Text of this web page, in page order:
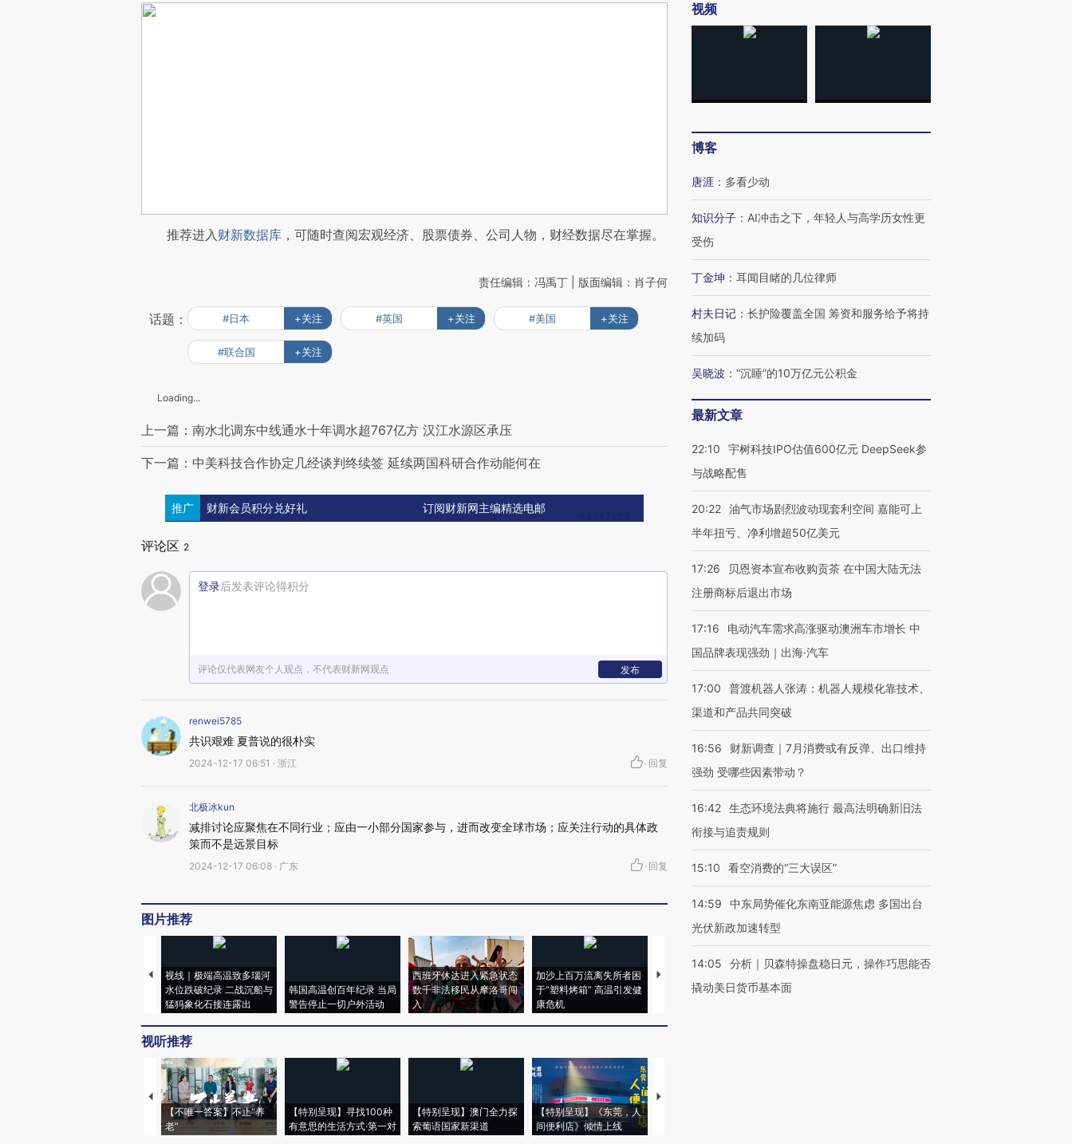
推荐进入财新数据库 ，可随时查阅宏观经济、股票债券、公司人物，财经数据尽在掌握。
责任编辑：冯禹丁 | 版面编辑：肖子何
话题： #日本 +关注 #英国 +关注 #美国 +关注
#联合国 +关注
Loading...
上一篇：南水北调东中线通水十年调水超767亿方 汉江水源区承压
下一篇：中美科技合作协定几经谈判终续签 延续两国科研合作动能何在
推广 财新会员积分兑好礼 订阅财新网主编精选电邮
评论区 2
登录后发表评论得积分
评论仅代表网友个人观点，不代表财新网观点 发布
renwei5785
共识艰难 夏普说的很朴实
2024-12-17 06:51 · 浙江 · 回复
北极冰kun
减排讨论应聚焦在不同行业；应由一小部分国家参与，进而改变全球市场；应关注行动的具体政
策而不是远景目标
2024-12-17 06:08 · 广东 · 回复
图片推荐
视线｜极端高温致多瑙河
水位跌破纪录 二战沉船与
猛犸象化石接连露出
韩国高温创百年纪录 当局
警告停止一切户外活动
西班牙休达进入紧急状态
数千非法移民从摩洛哥闯
入
加沙上百万流离失所者困
于“塑料烤箱” 高温引发健
康危机
视线｜HYROX的吸金
术：是什么让中产们甘
粒摇头丸 尿检体内含3种
视听推荐
【不唯一答案】不止“养
老”
【特别呈现】寻找100种
有意思的生活方式·第一对
【特别呈现】澳门全力探
索葡语国家新渠道
【特别呈现】《东莞，人
间便利店》倾情上线
【推广】走进第四届链博
视频
博客
唐涯 ： 多看少动
知识分子 ： AI冲击之下，年轻人与高学历女性更
受伤
丁金坤 ： 耳闻目睹的几位律师
村夫日记 ： 长护险覆盖全国 筹资和服务给予将持
续加码
吴晓波 ： “沉睡”的10万亿元公积金
最新文章
22:10
宇树科技IPO估值600亿元 DeepSeek参
与战略配售
20:22 油气市场剧烈波动现套利空间 嘉能可上
半年扭亏、净利增超50亿美元
17:26
贝恩资本宣布收购贡茶 在中国大陆无法
注册商标后退出市场
17:16
电动汽车需求高涨驱动澳洲车市增长 中
国品牌表现强劲｜出海·汽车
17:00
普渡机器人张涛：机器人规模化靠技术、
渠道和产品共同突破
16:56
财新调查｜7月消费或有反弹、出口维持
强劲 受哪些因素带动？
16:42 生态环境法典将施行 最高法明确新旧法
衔接与追责规则
15:10 看空消费的“三大误区”
14:59
中东局势催化东南亚能源焦虑 多国出台
光伏新政加速转型
14:05
分析｜贝森特操盘稳日元，操作巧思能否
撬动美日货币基本面